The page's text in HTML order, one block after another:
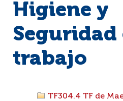
Higiene y
Seguridad
trabajo
TF304.4 TF de